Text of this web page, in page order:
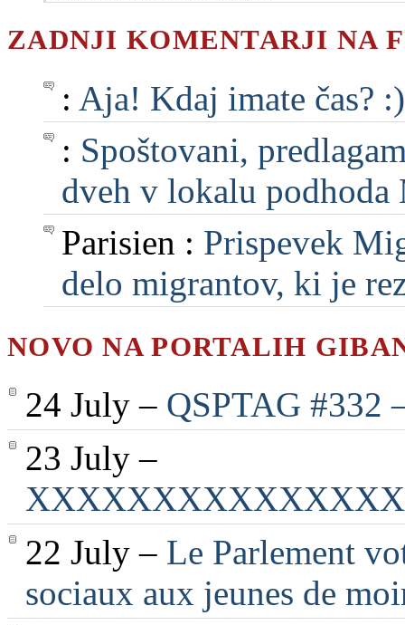
ZADNJI KOMENTARJI NA
: Aja! Kdaj imate čas?
: Spoštovani,
dveh v lokalu
Parisien : Prispevek
delo migrantov, ki je
NOVO NA PORTALIH
24 July – QSPTAG
23 July –
22 July – Le Parlement
sociaux aux jeunes de